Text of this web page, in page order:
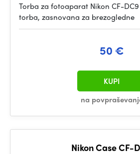
Torba za fotoaparat Nikon CF-
torba, zasnovana za brezogledne
50 €
na
KUPI
Nikon Case CF-